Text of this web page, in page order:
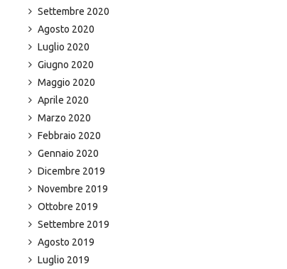
Settembre 2020
Agosto 2020
Luglio 2020
Giugno 2020
Maggio 2020
Aprile 2020
Marzo 2020
Febbraio 2020
Gennaio 2020
Dicembre 2019
Novembre 2019
Ottobre 2019
Settembre 2019
Agosto 2019
Luglio 2019